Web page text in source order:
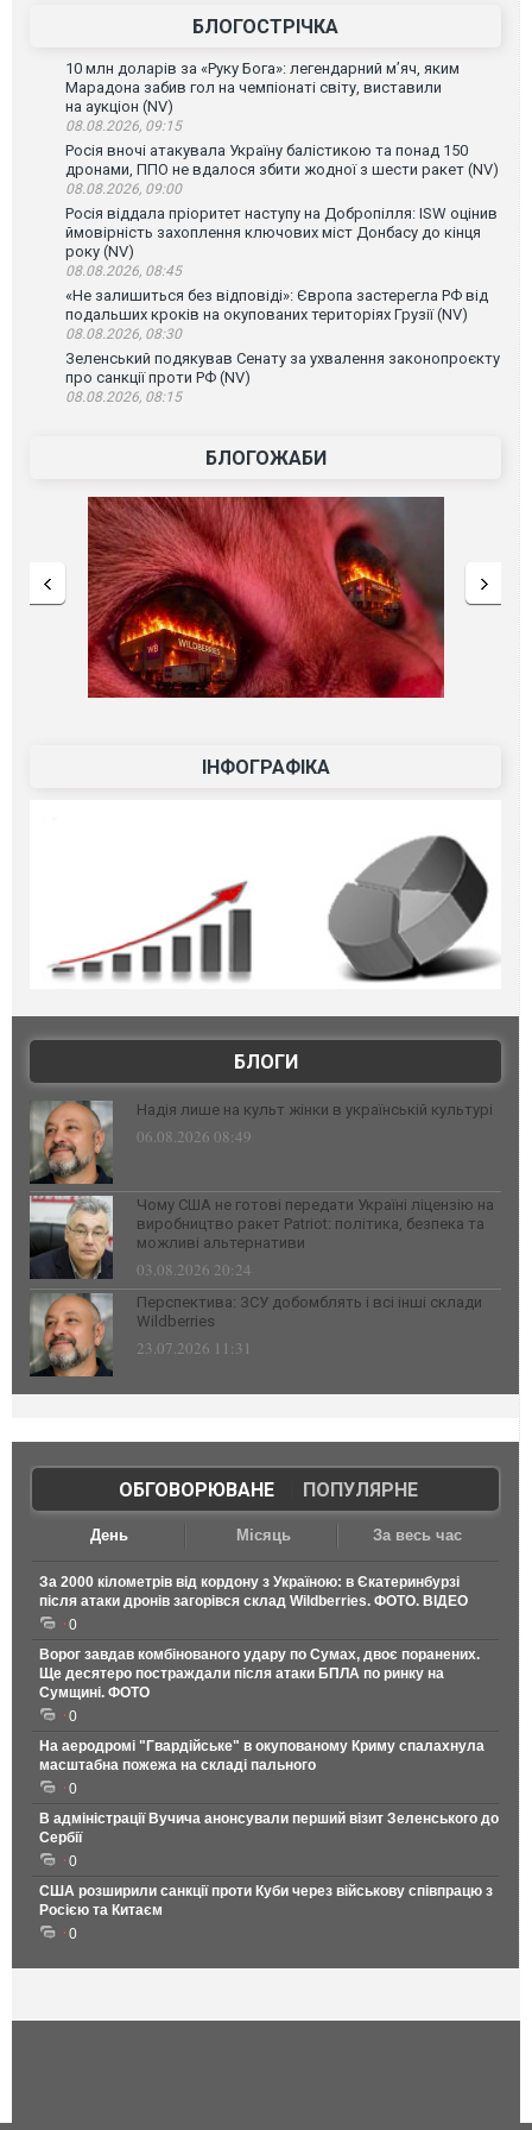
БЛОГОСТРІЧКА
10 млн доларів за «Руку Бога»: легендарний м’яч, яким
Марадона забив гол на чемпіонаті світу, виставили
на аукціон (NV)
08.08.2026, 09:15
Росія вночі атакувала Україну балістикою та понад 150
дронами, ППО не вдалося збити жодної з шести ракет (NV)
08.08.2026, 09:00
Росія віддала пріоритет наступу на Добропілля: ISW оцінив
ймовірність захоплення ключових міст Донбасу до кінця
року (NV)
08.08.2026, 08:45
«Не залишиться без відповіді»: Європа застерегла РФ від
подальших кроків на окупованих територіях Грузії (NV)
08.08.2026, 08:30
Зеленський подякував Сенату за ухвалення законопроєкту
про санкції проти РФ (NV)
08.08.2026, 08:15
БЛОГОЖАБИ
ІНФОГРАФІКА
БЛОГИ
Надія лише на культ жінки в українській культурі
06.08.2026 08:49
Чому США не готові передати Україні ліцензію на
виробництво ракет Patriot: політика, безпека та
можливі альтернативи
03.08.2026 20:24
Перспектива: ЗСУ добомблять і всі інші склади
Wildberries
23.07.2026 11:31
ОБГОВОРЮВАНЕ| ПОПУЛЯРНЕ
День Місяць За весь час
За 2000 кілометрів від кордону з Україною: в Єкатеринбурзі
після атаки дронів загорівся склад Wildberries. ФОТО. ВІДЕО
0
Ворог завдав комбінованого удару по Сумах, двоє поранених.
Ще десятеро постраждали після атаки БПЛА по ринку на
Сумщині. ФОТО
0
На аеродромі "Гвардійське" в окупованому Криму спалахнула
масштабна пожежа на складі пального
0
В адміністрації Вучича анонсували перший візит Зеленського до
Сербії
0
США розширили санкції проти Куби через військову співпрацю з
Росією та Китаєм
0